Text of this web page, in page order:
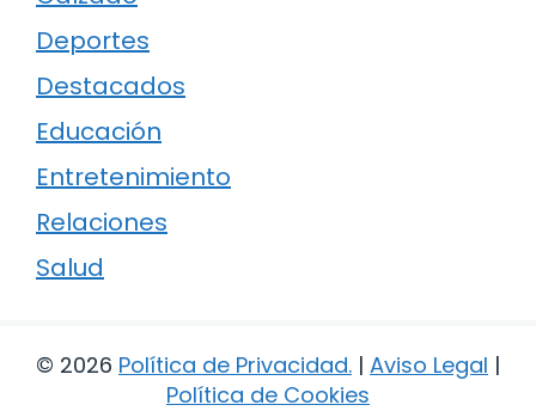
Deportes
Destacados
Educación
Entretenimiento
Relaciones
Salud
© 2026 Política de Privacidad. | Aviso Legal |
Política de Cookies